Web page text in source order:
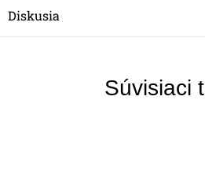
Diskusia
Súvisiaci